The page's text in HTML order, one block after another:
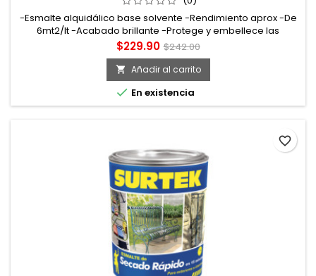
-Esmalte alquidálico base solvente -Rendimiento aprox -De
6mt2/lt -Acabado brillante -Protege y embellece las
superficies a pintar. Tiempo de secado tacto: 15min curado:
72hrs
Precio
$229.90 Precio
base
$242.00
 Añadir al carrito
 En existencia
favorite_border